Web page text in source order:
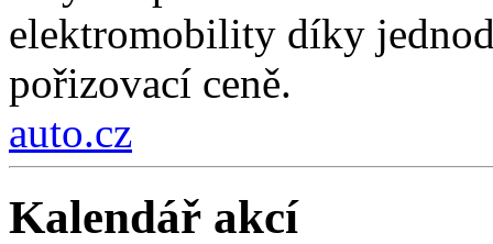
elektromobility díky
pořizovací ceně.
auto.cz
Kalendář akcí